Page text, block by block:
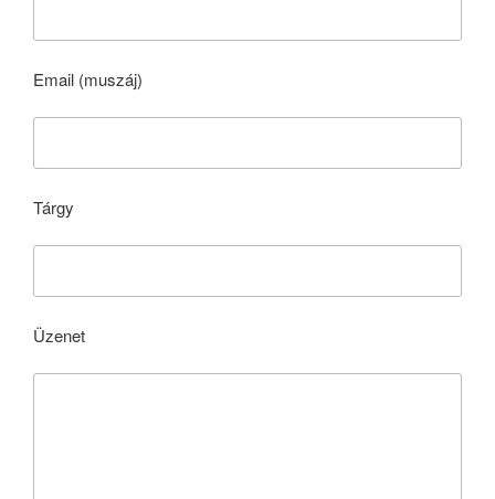
Email (muszáj)
Tárgy
Üzenet